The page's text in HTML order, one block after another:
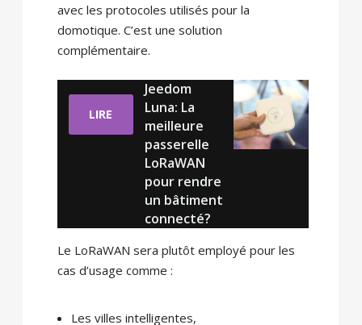
avec les protocoles utilisés pour la
domotique. C’est une solution
complémentaire.
LIRE
Jeedom
Luna: La
meilleure
passerelle
LoRaWAN
pour rendre
un bâtiment
connecté?
Le LoRaWAN sera plutôt employé pour les
cas d’usage comme :
Les villes intelligentes,